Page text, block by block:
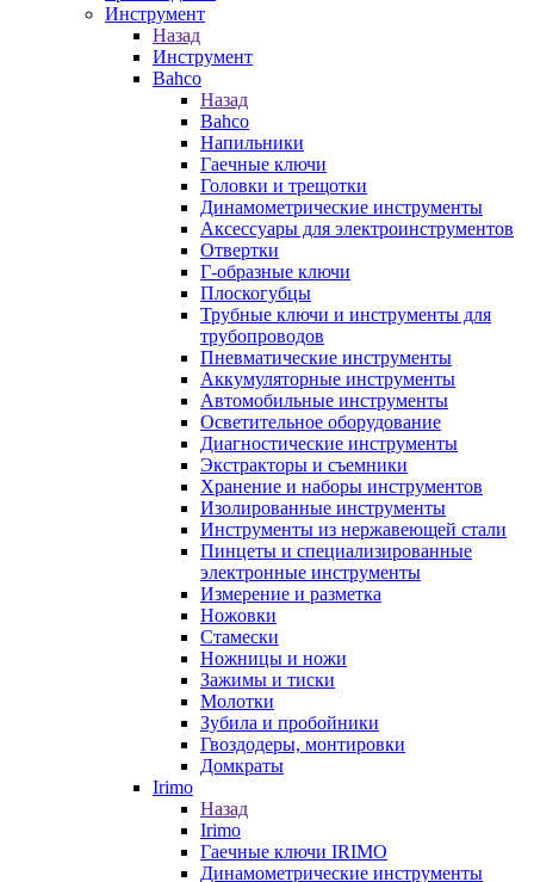
Инструмент
Назад
Инструмент
Bahco
Назад
Bahco
Напильники
Гаечные ключи
Головки и трещотки
Динамометрические инструменты
Аксессуары для электроинструментов
Отвертки
Г-образные ключи
Плоскогубцы
Трубные ключи и инструменты для
трубопроводов
Пневматические инструменты
Аккумуляторные инструменты
Автомобильные инструменты
Осветительное оборудование
Диагностические инструменты
Экстракторы и съемники
Хранение и наборы инструментов
Изолированные инструменты
Инструменты из нержавеющей стали
Пинцеты и специализированные
электронные инструменты
Измерение и разметка
Ножовки
Стамески
Ножницы и ножи
Зажимы и тиски
Молотки
Зубила и пробойники
Гвоздодеры, монтировки
Домкраты
Irimo
Назад
Irimo
Гаечные ключи IRIMO
Динамометрические инструменты